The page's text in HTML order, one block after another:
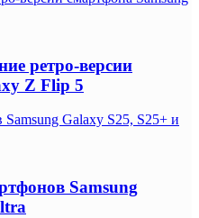
ретро-версии
Z Flip 5
Galaxy S25, S25+ и
Samsung